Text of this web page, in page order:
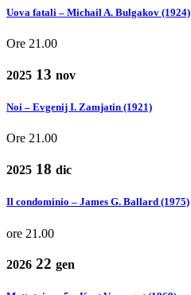
Uova fatali – Michail A. Bulgakov (1924)
Ore 21.00
2025 13 nov
Noi – Evgenij I. Zamjatin (1921)
Ore 21.00
2025 18 dic
Il condominio – James G. Ballard (1975)
ore 21.00
2026 22 gen